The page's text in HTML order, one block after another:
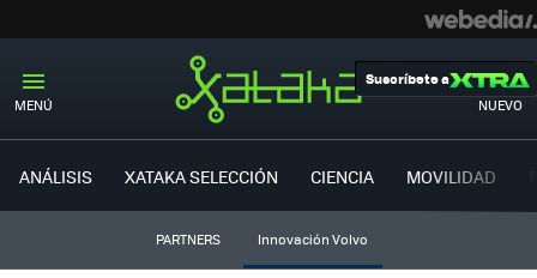
MENÚ NUEVO
Suscríbete a
ANÁLISIS XATAKA SELECCIÓN CIENCIA MOVILIDAD
PARTNERS Innovación Volvo